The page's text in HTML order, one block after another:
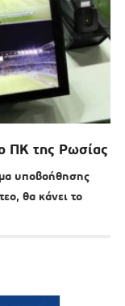
ΠΚ της Ρωσίας
υποβοήθησης
θα κάνει το